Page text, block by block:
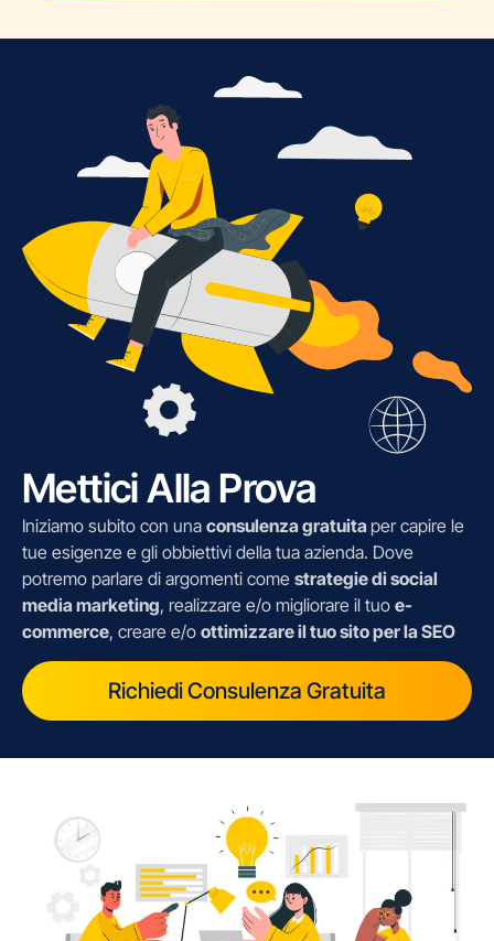
Mettici Alla Prova
Iniziamo subito con una consulenza gratuita per capire le
tue esigenze e gli obbiettivi della tua azienda. Dove
potremo parlare di argomenti come strategie di social
media marketing, realizzare e/o migliorare il tuo e-
commerce, creare e/o ottimizzare il tuo sito per la SEO
Richiedi Consulenza Gratuita